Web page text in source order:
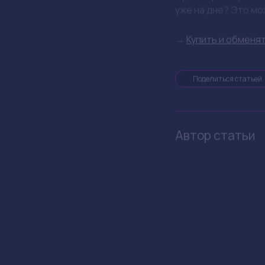
К чему это
Разработчики
токены DeFi-
Что делать